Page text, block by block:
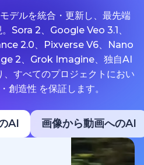
デルを統合・更新し、最先端
Sora 2、Google Veo 3.1、
2.0、Pixverse V6、Nano
2、Grok Imagine、独自AI
すべてのプロジェクトにおい
創造性 を保証します。
AI 画像から動画へのAI